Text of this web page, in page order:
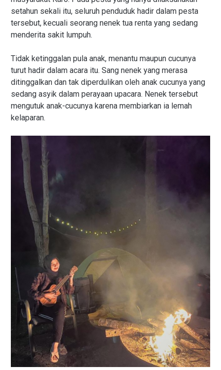
setahun sekali itu, seluruh penduduk hadir dalam pesta
tersebut, kecuali seorang nenek tua renta yang sedang
menderita sakit lumpuh.
Tidak ketinggalan pula anak, menantu maupun cucunya
turut hadir dalam acara itu. Sang nenek yang merasa
ditinggalkan dan tak diperdulikan oleh anak cucunya yang
sedang asyik dalam perayaan upacara. Nenek tersebut
mengutuk anak-cucunya karena membiarkan ia lemah
kelaparan.